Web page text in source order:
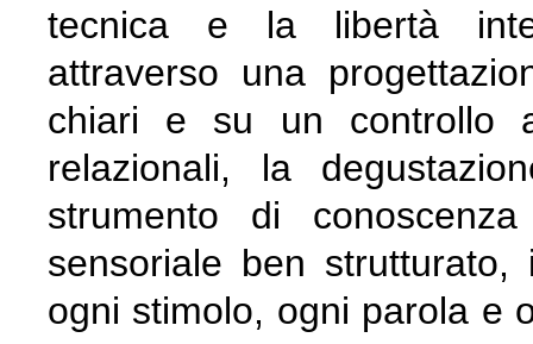
tecnica e la libertà
attraverso una
chiari e su un controllo
relazionali, la
strumento di
sensoriale ben
ogni stimolo, ogni parola e